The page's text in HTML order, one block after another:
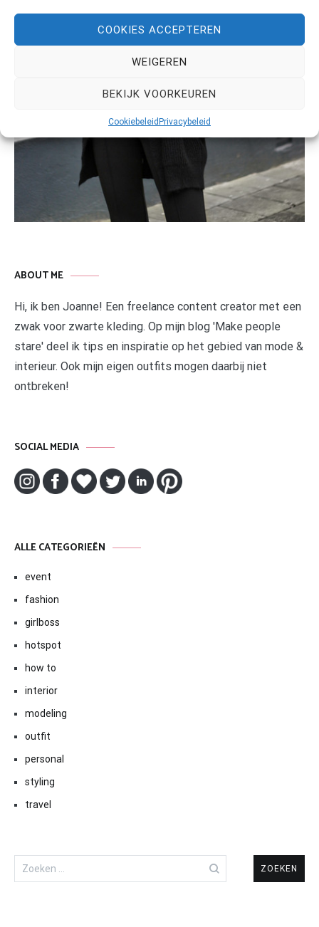
COOKIES ACCEPTEREN
WEIGEREN
BEKIJK VOORKEUREN
Cookiebeleid Privacybeleid
ABOUT ME
Hi, ik ben Joanne! Een freelance content creator met een
zwak voor zwarte kleding. Op mijn blog 'Make people
stare' deel ik tips en inspiratie op het gebied van mode &
interieur. Ook mijn eigen outfits mogen daarbij niet
ontbreken!
SOCIAL MEDIA
ALLE CATEGORIEËN
event
fashion
girlboss
hotspot
how to
interior
modeling
outfit
personal
styling
travel
Zoeken
naar: